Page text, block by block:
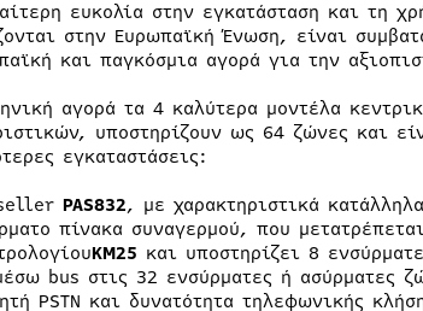
ευκολία στην εγκατάσταση και τη
στην Ευρωπαϊκή Ένωση, είναι
και παγκόσμια αγορά για την
αγορά τα 4 καλύτερα μοντέλα
υποστηρίζουν ως 64 ζώνες και
εγκαταστάσεις:
PAS832, με χαρακτηριστικά
πίνακα συναγερμού, που
KM25 και υποστηρίζει 8
bus στις 32 ενσύρματες ή ασύρματες
PSTN και δυνατότητα τηλεφωνικής